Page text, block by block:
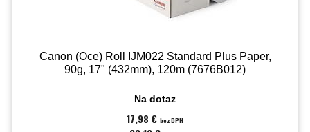
Canon (Oce) Roll IJM022 Standard Plus Paper,
90g, 17" (432mm), 120m (7676B012)
Na dotaz
17,98 € bez DPH